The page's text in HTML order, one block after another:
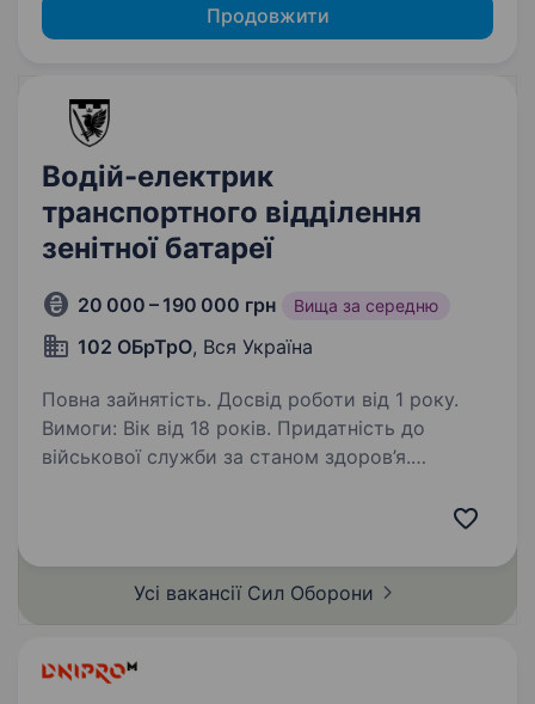
Продовжити
Водій-електрик
транспортного відділення
зенітної батареї
20 000 – 190 000 грн Вища за середню
102 ОБрТрО, Вся Україна
Повна зайнятість. Досвід роботи від 1 року.
Вимоги: Вік від 18 років. Придатність до
військової служби за станом здоров’я.
з ремонту та обслуговування транспортних
Усі вакансії Сил Оборони